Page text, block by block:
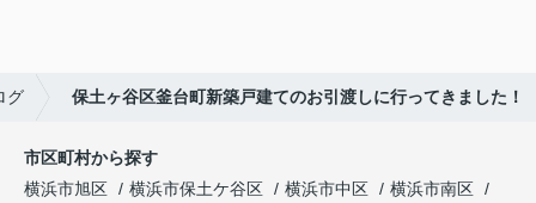
グ 保土ヶ谷区釜台町新築戸建てのお引渡しに行ってきました！
市区町村から探す
横浜市旭区
横浜市保土ケ谷区 横浜市中区
横浜市南区